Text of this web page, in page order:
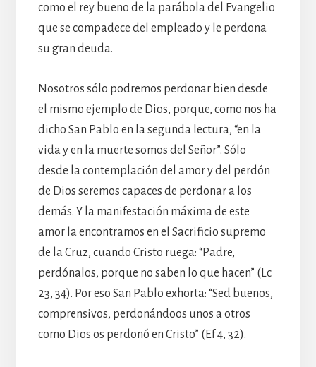
como el rey bueno de la parábola del Evangelio
que se compadece del empleado y le perdona
su gran deuda.
Nosotros sólo podremos perdonar bien desde
el mismo ejemplo de Dios, porque, como nos ha
dicho San Pablo en la segunda lectura, “en la
vida y en la muerte somos del Señor”. Sólo
desde la contemplación del amor y del perdón
de Dios seremos capaces de perdonar a los
demás. Y la manifestación máxima de este
amor la encontramos en el Sacrificio supremo
de la Cruz, cuando Cristo ruega: “Padre,
perdónalos, porque no saben lo que hacen” (Lc
23, 34). Por eso San Pablo exhorta: “Sed buenos,
comprensivos, perdonándoos unos a otros
como Dios os perdonó en Cristo” (Ef 4, 32).